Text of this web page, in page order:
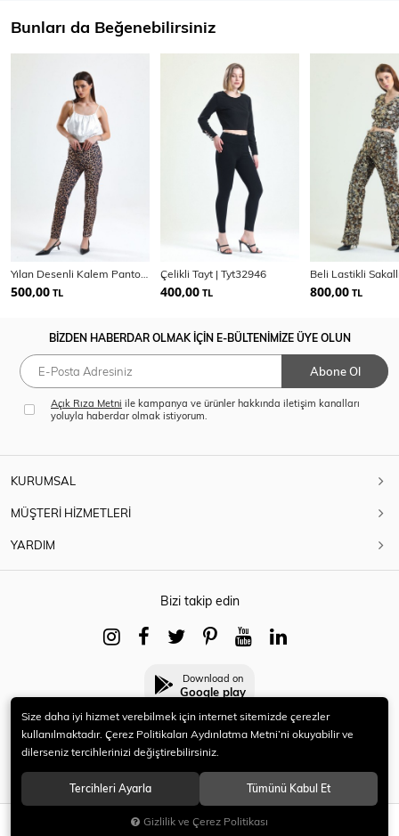
SEPETE EKLE
Bunları da Beğenebilirsiniz
500,00 TL
Çelikli Tayt | Tyt32946
400,00 TL 800,00 TL
BİZDEN HABERDAR OLMAK İÇİN E-BÜLTENİMİZE ÜYE OLUN
Abone Ol
Açık Rıza Metni ile kampanya ve ürünler hakkında iletişim kanalları
yoluyla haberdar olmak istiyorum.
KURUMSAL
MÜŞTERİ HİZMETLERİ
YARDIM
Bizi takip edin
Download on
Google play
© 2021 HERYENİ. Tüm hakları saklıdır.
Size daha iyi hizmet verebilmek için internet sitemizde çerezler
kullanılmaktadır. Çerez Politikaları Aydınlatma Metni’ni okuyabilir ve
dilerseniz tercihlerinizi değiştirebilirsiniz.
Tercihleri Ayarla Tümünü Kabul Et
Gizlilik ve Çerez Politikası